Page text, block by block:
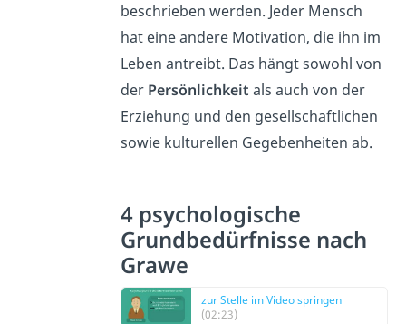
beschrieben werden. Jeder Mensch
hat eine andere Motivation, die ihn im
Leben antreibt. Das hängt sowohl von
der Persönlichkeitals auch von der
Erziehung und den gesellschaftlichen
sowie kulturellen Gegebenheiten ab.
4 psychologische
Grundbedürfnisse nach
Grawe
zur Stelle im Video springen
(02:23)